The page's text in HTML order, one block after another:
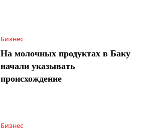
Бизнес
На молочных продуктах в Баку
начали указывать
происхождение
Бизнес